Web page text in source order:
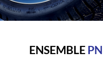
ENSEMBLE